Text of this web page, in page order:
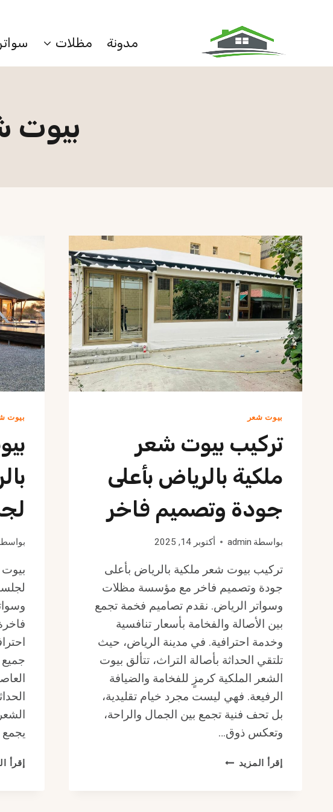
مدونة مظلات سواتر
بيوت
بيوت شعر
تركيب بيوت شعر
ملكية بالرياض بأعلى
جودة وتصميم فاخر
بواسطة admin أكتوبر 14, 2025
تركيب بيوت شعر ملكية بالرياض بأعلى
جودة وتصميم فاخر مع مؤسسة مظلات
وسواتر الرياض. نقدم تصاميم فخمة تجمع
بين الأصالة والفخامة بأسعار تنافسية
وخدمة احترافية. في مدينة الرياض، حيث
تلتقي الحداثة بأصالة التراث، تتألق بيوت
الشعر الملكية كرمزٍ للفخامة والضيافة
الرفيعة. فهي ليست مجرد خيام تقليدية،
بل تحف فنية تجمع بين الجمال والراحة،
وتعكس ذوق…
إقرأ المزيد تركيب
بيوت
يجمع
إقرأ